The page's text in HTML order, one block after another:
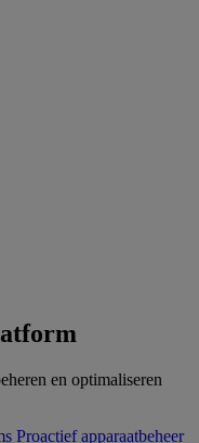
en optimaliseren
Proactief apparaatbeheer